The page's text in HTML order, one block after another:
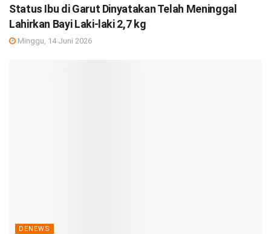
Status Ibu di Garut Dinyatakan Telah Meninggal
Lahirkan Bayi Laki-laki 2,7 kg
Minggu, 14 Juni 2026
DENEWS